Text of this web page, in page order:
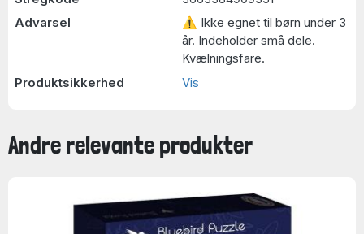
Advarsel
⚠ Ikke egnet til børn under 3
år. Indeholder små dele.
Kvælningsfare.
Produktsikkerhed
Vis
Andre relevante produkter